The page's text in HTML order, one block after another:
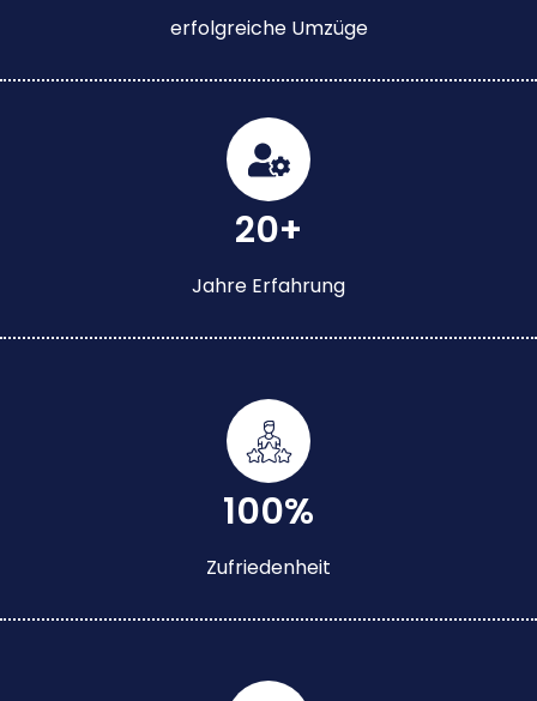
erfolgreiche Umzüge
20+
Jahre Erfahrung
100%
Zufriedenheit